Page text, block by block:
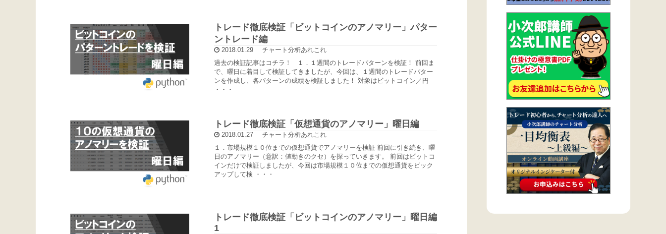
トレード徹底検証「ビットコインのアノマリー」パター
ントレード編
2018.01.29
チャート分析あれこれ
過去の検証記事はコチラ！ １．１週間のトレードパターンを検証！ 前回ま
で、曜日に着目して検証してきましたが、今回は、１週間のトレードパター
ンを作成し、各パターンの成績を検証しました！ 対象はビットコイン／円
・・・
トレード徹底検証「仮想通貨のアノマリー」曜日編
2018.01.27
チャート分析あれこれ
１．市場規模１０位までの仮想通貨でアノマリーを検証 前回に引き続き、曜
日のアノマリー（意訳：値動きのクセ）を探っていきます。 前回はビットコ
インだけで検証しましたが、今回は市場規模１０位までの仮想通貨をピック
アップして検 ・・・
トレード徹底検証「ビットコインのアノマリー」曜日編
1